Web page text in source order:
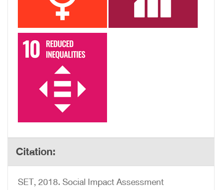
Citation:
SET, 2018. Social Impact Assessment